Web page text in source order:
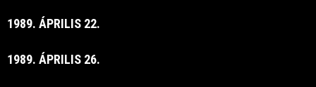
1989. ÁPRILIS 22.
1989. ÁPRILIS 26.